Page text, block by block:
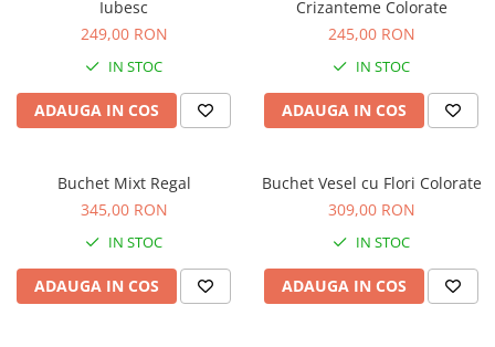
Iubesc
249,00 RON
IN STOC
ADAUGA IN COS
Crizanteme Colorate
245,00 RON
IN STOC
ADAUGA IN COS
Buchet Mixt Regal
345,00 RON
IN STOC
ADAUGA IN COS
Buchet Vesel cu Flori Colorate
309,00 RON
IN STOC
ADAUGA IN COS